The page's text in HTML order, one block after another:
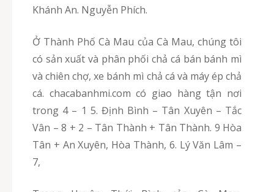
Khánh An. Nguyễn Phích.
Ở Thành Phố Cà Mau của Cà Mau, chúng tôi
có sản xuất và phân phối chả cá bán bánh mì
và chiên chợ, xe bánh mì chả cá và máy ép chả
cá. chacabanhmi.com có giao hàng tận nơi
trong 4 – 1 5. Định Bình – Tân Xuyên – Tắc
Vân – 8 + 2 – Tân Thành + Tân Thành. 9 Hòa
Tân + An Xuyên, Hòa Thành, 6. Lý Văn Lâm –
7,